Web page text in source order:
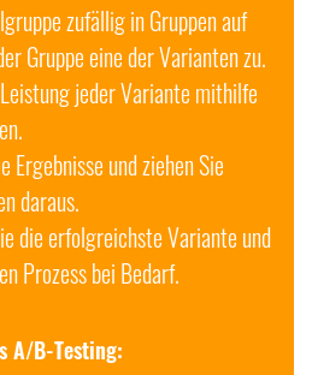
zufällig in Gruppen auf
Gruppe eine der Varianten zu.
jeder Variante mithilfe
Ergebnisse und ziehen Sie
daraus.
die erfolgreichste Variante und
Prozess bei Bedarf.
A/B-Testing: